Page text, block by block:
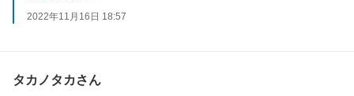
2022年11月16日 18:57
タカノタカさん